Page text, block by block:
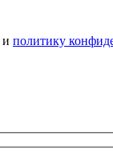
и политику